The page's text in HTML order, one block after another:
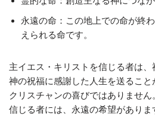
永遠の命：この地上での命が終
えられる命です。
主イエス・キリストを信じる者は、
神の祝福に感謝した人生を送るこ
クリスチャンの喜びではありませ
信じる者には、永遠の希望があり